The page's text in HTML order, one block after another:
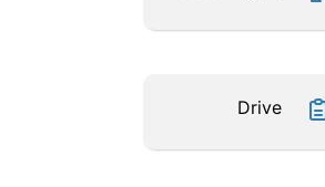
Drive